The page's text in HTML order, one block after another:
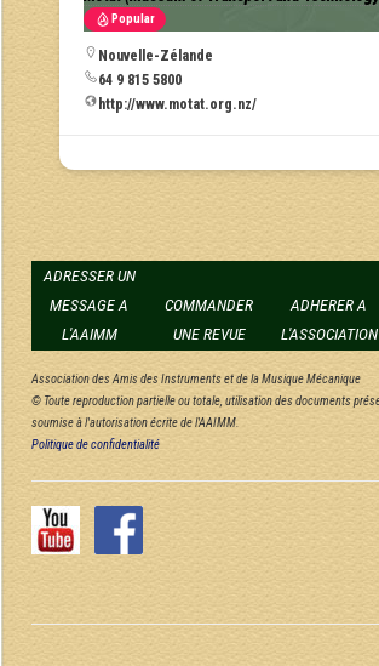
Popular
Nouvelle-Zélande
64 9 815 5800
http://www.motat.org.nz/
ADRESSER UN
MESSAGE A
L'AAIMM
COMMANDER
UNE REVUE
ADHERER A
L'ASSOCIATION
Association des Amis des Instruments et de la Musique Mécanique
© Toute reproduction partielle ou totale, utilisation des documents
soumise à l'autorisation écrite de l'AAIMM.
Politique de confidentialité